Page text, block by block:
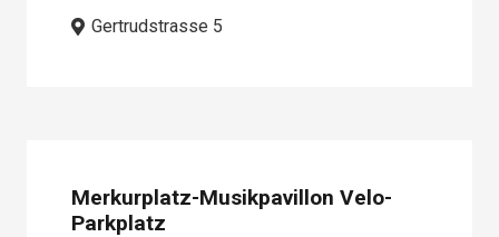
Gertrudstrasse 5
Merkurplatz-Musikpavillon Velo-
Parkplatz